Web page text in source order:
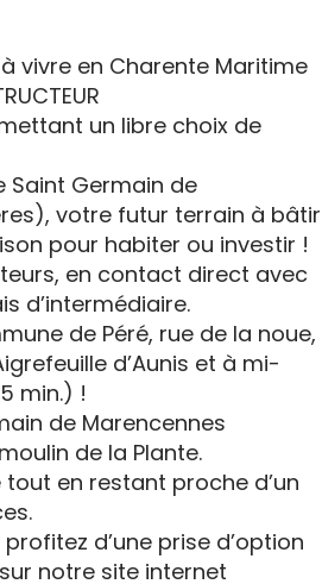
vivre en Charente Maritime
un libre choix de
Saint Germain de
votre futur terrain à bâtir
pour habiter ou investir !
en contact direct avec
d’intermédiaire.
de Péré, rue de la noue,
d’Aunis et à mi-
min.) !
de Marencennes
de la Plante.
en restant proche d’un
d’une prise d’option
sur notre site internet